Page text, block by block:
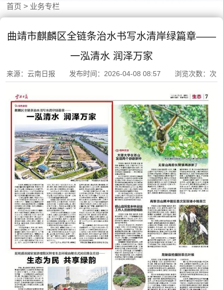
首页 > 业务专栏
曲靖市麒麟区全链条治水书写水清岸绿篇章——
一泓清水 润泽万家
来源：云南日报 发布时间：2026-04-08 08:57 浏览次数： 次